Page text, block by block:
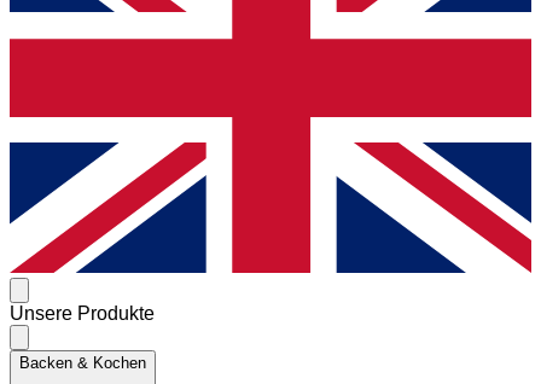
Unsere Produkte
Backen & Kochen